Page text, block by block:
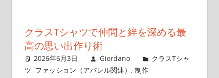
クラスTシャツで仲間と絆を深める最
高の思い出作り術
2026年6月3日 Giordano
クラスTシャ
ツ, ファッション（アパレル関連） , 制作